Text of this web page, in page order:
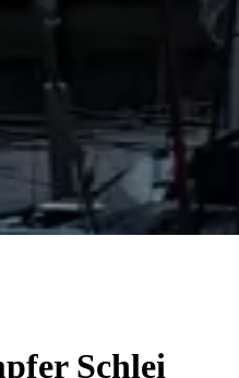
Schlei